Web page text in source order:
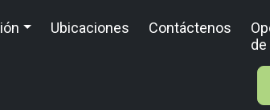
Ubicaciones Contáctenos
de